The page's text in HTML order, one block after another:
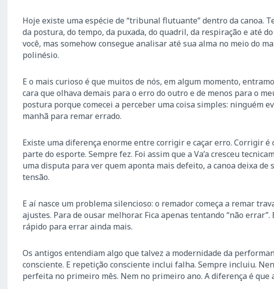
Hoje existe uma espécie de “tribunal flutuante” dentro da canoa.
da postura, do tempo, da puxada, do quadril, da respiração e até
você, mas somehow consegue analisar até sua alma no meio do
polinésio.
E o mais curioso é que muitos de nós, em algum momento,
cara que olhava demais para o erro do outro e de menos para o
postura porque comecei a perceber uma coisa simples: ninguém
manhã para remar errado.
Existe uma diferença enorme entre corrigir e caçar erro. Corrigir é
parte do esporte. Sempre fez. Foi assim que a Va’a cresceu
uma disputa para ver quem aponta mais defeito, a canoa deixa
tensão.
E aí nasce um problema silencioso: o remador começa a remar
ajustes. Para de ousar melhorar. Fica apenas tentando “não
rápido para errar ainda mais.
Os antigos entendiam algo que talvez a modernidade da
consciente. E repetição consciente inclui falha. Sempre incluiu.
perfeita no primeiro mês. Nem no primeiro ano. A diferença é que